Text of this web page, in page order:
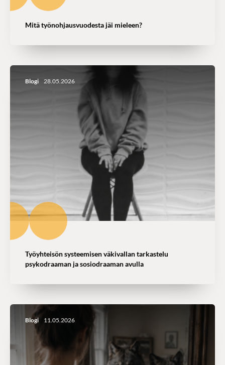
Mitä työnohjausvuodesta jäi mieleen?
Blogi 28.05.2026
Työyhteisön systeemisen väkivallan tarkastelu
psykodraaman ja sosiodraaman avulla
Blogi 11.05.2026